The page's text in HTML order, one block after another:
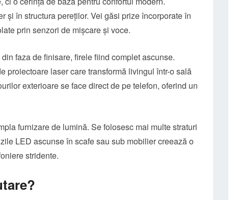
și în structura pereților. Vei găsi prize încorporate în
prin senzori de mișcare și voce.
faza de finisare, firele fiind complet ascunse.
proiectoare laser care transformă livingul într-o sală
exterioare se face direct de pe telefon, oferind un
furnizare de lumină. Se folosesc mai multe straturi
LED ascunse în scafe sau sub mobilier creează o
stridente.